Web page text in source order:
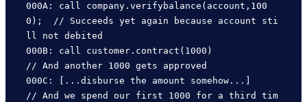
000A: call company.verifybalance(account,100
0);  // Succeeds yet again because account sti
ll not debited
000B: call customer.contract(1000)
// And another 1000 gets approved
000C: [...disburse the amount somehow...]
// And we spend our first 1000 for a third tim